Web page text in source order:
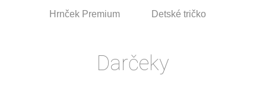
Hrnček Premium Detské tričko
Darčeky